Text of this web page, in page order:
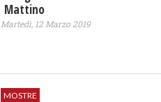
Mattino
Martedì, 12 Marzo 2019
MOSTRE